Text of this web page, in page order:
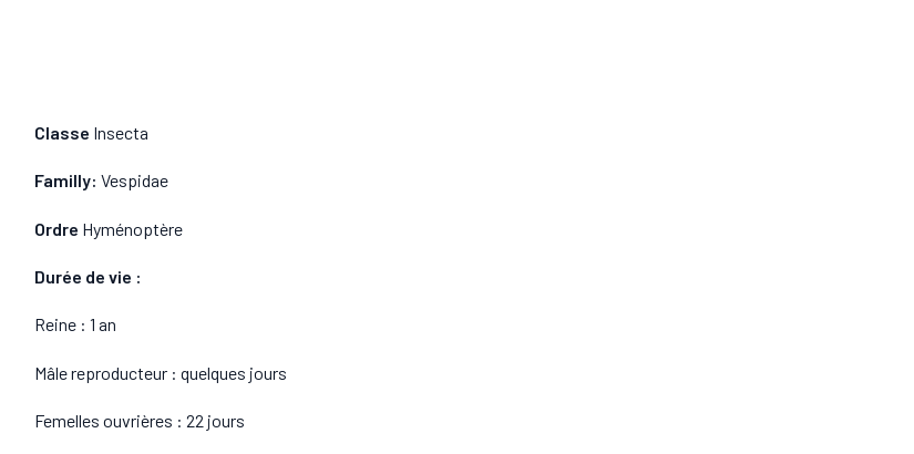
Classe Insecta
Familly: Vespidae
Ordre Hyménoptère
Durée de vie :
Reine : 1 an
Mâle reproducteur : quelques jours
Femelles ouvrières : 22 jours